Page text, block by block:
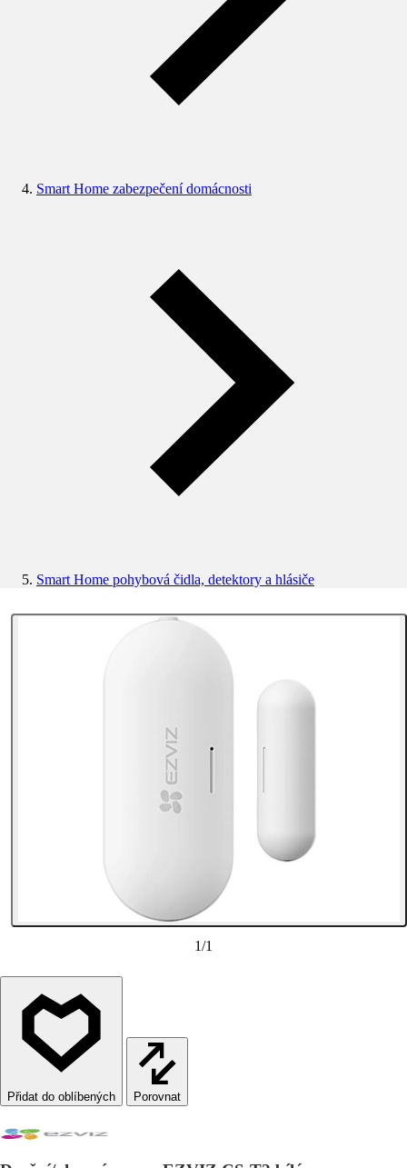
Smart Home zabezpečení domácnosti
Smart Home pohybová čidla, detektory a hlásiče
1/1
Porovnat